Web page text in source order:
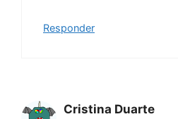
Responder
Cristina Duarte